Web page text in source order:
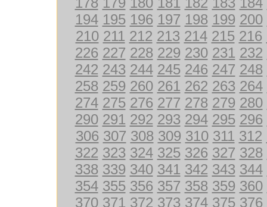
194 195 196 197 198 199 200
210 211 212 213 214 215 216
226 227 228 229 230 231 232
242 243 244 245 246 247 248
258 259 260 261 262 263 264
274 275 276 277 278 279 280
290 291 292 293 294 295 296
306 307 308 309 310 311 312
322 323 324 325 326 327 328
338 339 340 341 342 343 344
354 355 356 357 358 359 360
370 371 372 373 374 375 376